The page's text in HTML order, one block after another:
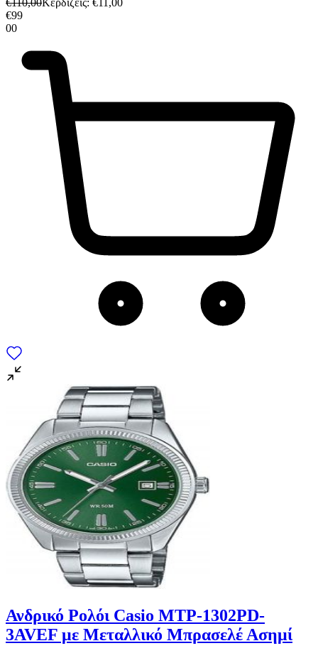
€110,00Κερδίζεις: € 11,00
€99
00
Ανδρικό Ρολόι Casio MTP-1302PD-
3AVEF με Μεταλλικό Μπρασελέ Ασημί